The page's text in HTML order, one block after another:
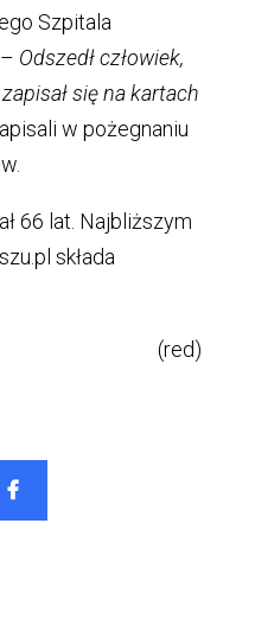
Szpitala
Odszedł człowiek,
się na kartach
w pożegnaniu
66 lat. Najbliższym
składa
(red)